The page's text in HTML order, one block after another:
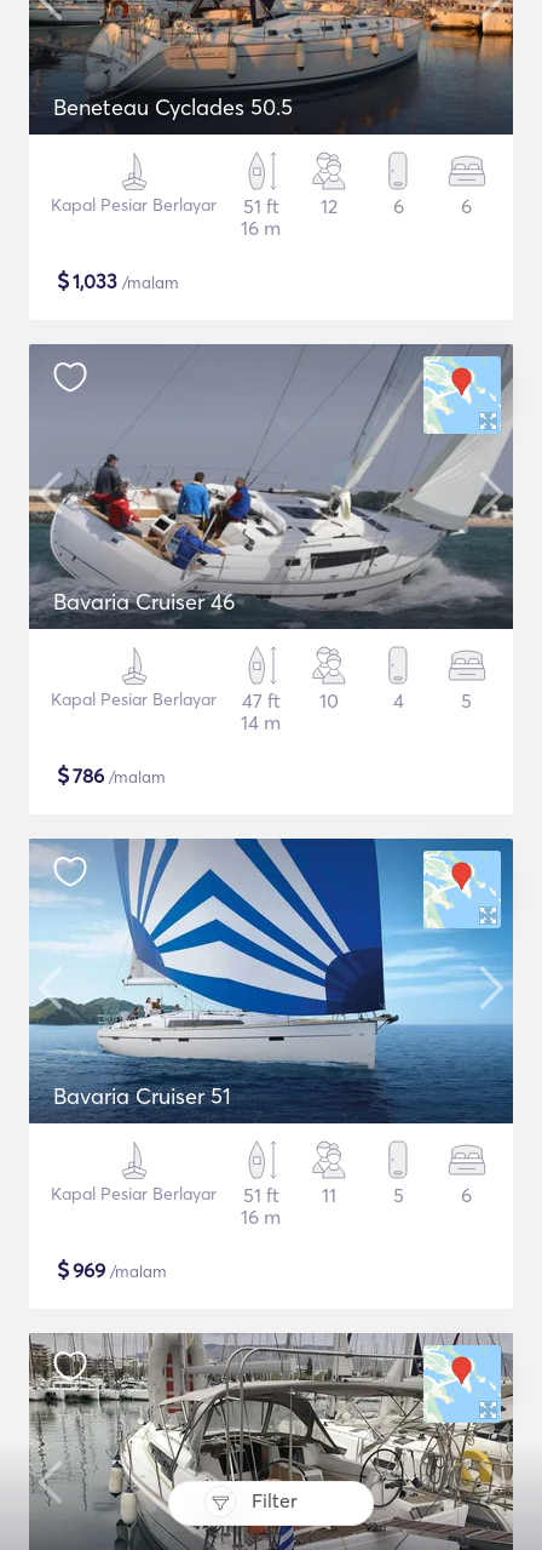
Filter
Beneteau Cyclades 50.5
Kapal Pesiar Berlayar
51 ft
16 m
12 6 6
$1,033 /malam
Bavaria Cruiser 46
Kapal Pesiar Berlayar
47 ft
14 m
10 4 5
$786 /malam
Bavaria Cruiser 51
Kapal Pesiar Berlayar
51 ft
16 m
11 5 6
$969 /malam